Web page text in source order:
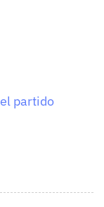
partido